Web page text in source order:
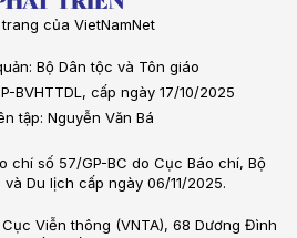
của VietNamNet
Bộ Dân tộc và Tôn giáo
BVHTTDL, cấp ngày 17/10/2025
tập: Nguyễn Văn Bá
chí số 57/GP-BC do Cục Báo chí, Bộ
Du lịch cấp ngày 06/11/2025.
Viễn thông (VNTA), 68 Dương Đình